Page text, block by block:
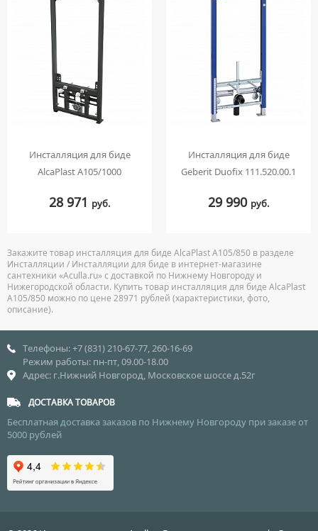
Инсталляция для биде
AlcaPlast A105/1000
28 971 руб.
Инсталляция для биде
Geberit Duofix 111.520.00.1
29 990 руб.
Закажите товар инсталляция для биде AlcaPlast A105/850 в разделе
Инсталляции / Инсталляции для биде в интернет-магазине
сантехники «Aculla.ru» с доставкой по Нижнему Новгороду и
Нижегородской области. Купить товар инсталляция для биде AlcaPlast
A105/850 можно по цене 28971 рублей (характеристики, фото,
описание).
Телефоны: +7 (831) 210-67-77, 260-16-69
Режим работы: пн-пт, 09.00-18.00
Адрес: г.Нижний Новгород, Московское шоссе д.52г
ДОСТАВКА ТОВАРОВ
Бесплатная доставка заказов по Нижнему Новгороду при заказе от
5000 рублей